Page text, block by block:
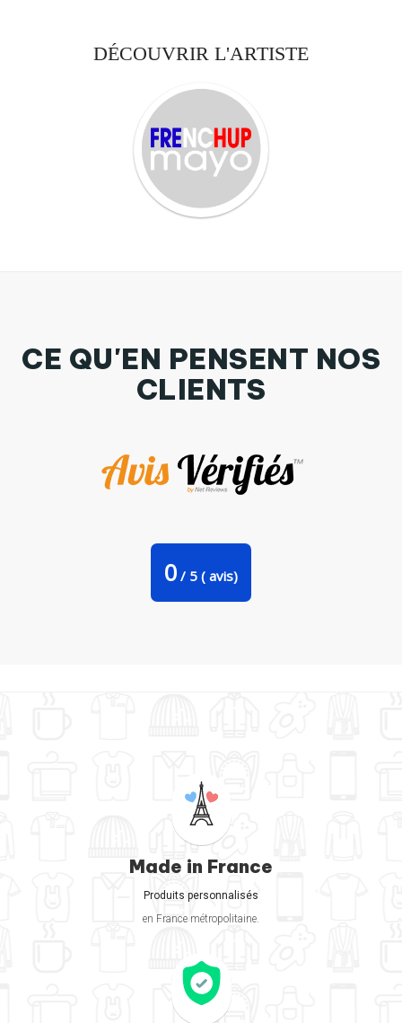
DÉCOUVRIR L'ARTISTE
CE QU'EN PENSENT NOS
CLIENTS
0 / 5 ( avis)
Made in France
Produits personnalisés
en France métropolitaine.